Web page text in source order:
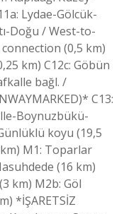
Lydae-Gölcük-
Doğu / West-to-
(0,5 km)
km) C12c: Göbün
bağl. /
C13:
Boynuzbükü-
koyu (19,5
M1: Toparlar
(16 km)
km) M2b: Göl
*İŞARETSİZ